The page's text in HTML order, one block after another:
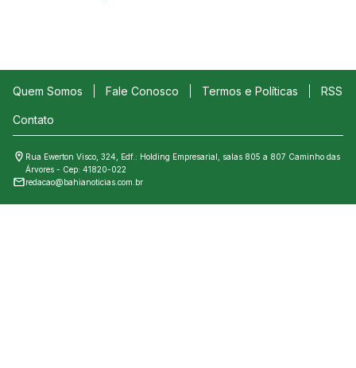
Quem Somos Fale Conosco Termos e Políticas RSS
Contato
Rua Ewerton Visco, 324, Edf.: Holding Empresarial, salas 805 a 807 Caminho das
Árvores - Cep: 41820-022
redacao@bahianoticias.com.br